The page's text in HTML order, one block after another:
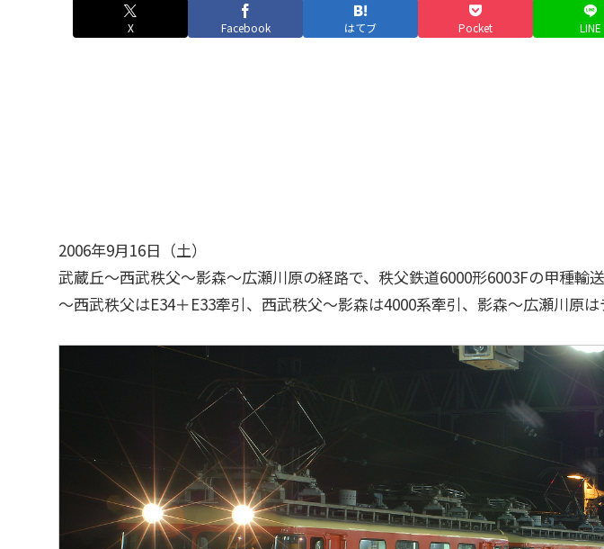
X Facebook はてブ Pocket LINE
2006年9月16日（土）
武蔵丘～西武秩父～影森～広瀬川原の経路で、秩父鉄道6000形6003Fの甲種輸
～西武秩父はE34＋E33牽引、西武秩父～影森は4000系牽引、影森～広瀬川原は